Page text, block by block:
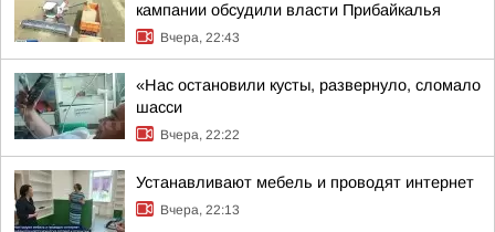
кампании обсудили власти Прибайкалья
Вчера, 22:43
«Нас остановили кусты, развернуло, сломало
шасси
Вчера, 22:22
Устанавливают мебель и проводят интернет
Вчера, 22:13